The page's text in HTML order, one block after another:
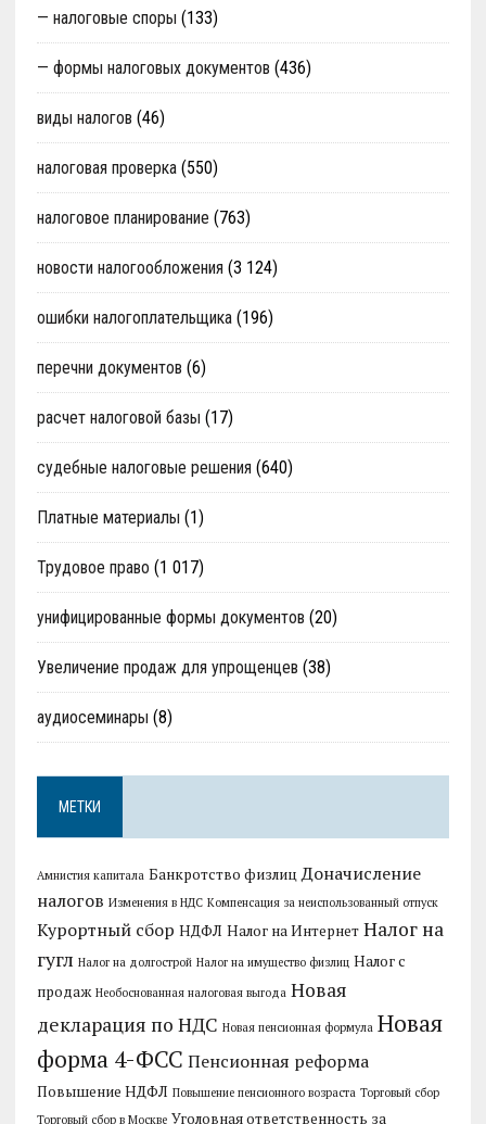
— налоговые споры (133)
— формы налоговых документов (436)
виды налогов (46)
налоговая проверка(550)
налоговое планирование (763)
новости налогообложения (3 124)
ошибки налогоплательщика(196)
перечни документов (6)
расчет налоговой базы (17)
судебные налоговые решения (640)
Платные материалы (1)
Трудовое право (1 017)
унифицированные формы документов (20)
Увеличение продаж для упрощенцев (38)
аудиосеминары (8)
МЕТКИ
Амнистия капитала Банкротство физлиц Доначисление
налогов Изменения в НДС Компенсация за неиспользованный отпуск
Курортный сбор НДФЛ Налог на Интернет Налог на
гугл Налог на долгострой Налог на имущество физлиц Налог с
продаж Необоснованная налоговая выгода Новая
декларация по НДС Новая пенсионная формула Новая
форма 4-ФСС Пенсионная реформа
Повышение НДФЛ Повышение пенсионного возраста Торговый сбор
Торговый сбор в Москве Уголовная ответственность за